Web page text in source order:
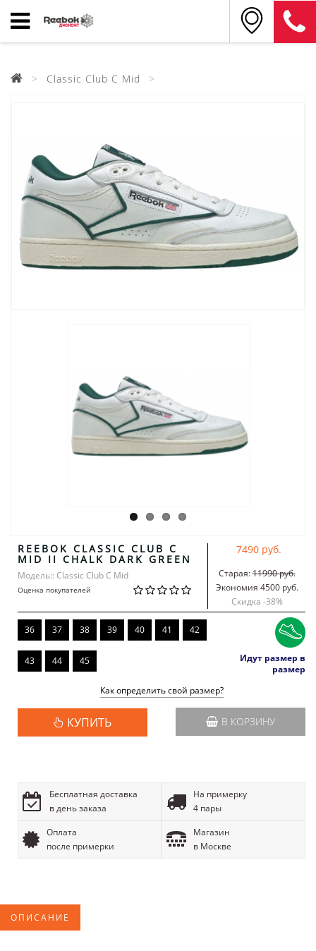
Classic Club C Mid
REEBOK CLASSIC CLUB C
MID II CHALK DARK GREEN
Модель:: Classic Club C Mid
Оценка покупателей
7490 руб.
Старая:11990 руб.
Экономия 4500 руб.
Скидка -38%
36 37 38 39 40 41 42
43 44 45
Идут размер в
размер
Как определить свой размер?
КУПИТЬ В КОРЗИНУ
Бесплатная доставка
в день заказа
На примерку
4 пары
Оплата
после примерки
Магазин
в Москве
ОПИСАНИЕ